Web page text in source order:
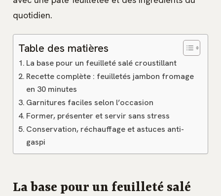
quotidien.
Table des matières
La base pour un feuilleté salé croustillant
Recette complète : feuilletés jambon fromage
en 30 minutes
Garnitures faciles selon l’occasion
Former, présenter et servir sans stress
Conservation, réchauffage et astuces anti-
gaspi
La base pour un feuilleté salé